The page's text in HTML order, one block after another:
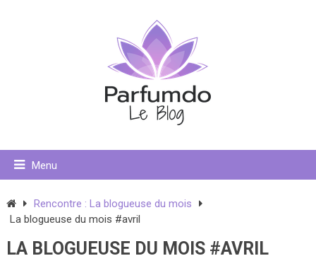
Menu
Rencontre : La blogueuse du mois
La blogueuse du mois #avril
LA BLOGUEUSE DU MOIS #AVRIL